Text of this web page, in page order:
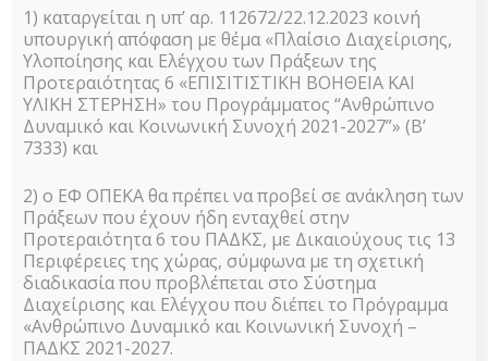
ΤΕΒΑ ΠΔΜ
12 Σεπτεμβρίου 2023
Αρχική»Νέα – Ανακοινώσεις»ΕΝΗΜΕΡΩΣΗ ΓΙΑ
ΤΗΝ ΠΟΡΕΙΑ ΔΡΑΣΕΩΝ ΤΟΥ ΕΠΙΧΕΙΡΗΣΙΑΚΟΥ
ΠΡΟΓΡΑΜΜΑΤΟΣ ΤΕΒΑ ΠΔΜ
1) καταργείται η υπ’ αρ. 112672/22.12.2023 κοινή
υπουργική απόφαση με θέμα «Πλαίσιο Διαχείρισης,
Υλοποίησης και Ελέγχου των Πράξεων της
Προτεραιότητας 6 «ΕΠΙΣΙΤΙΣΤΙΚΗ ΒΟΗΘΕΙΑ ΚΑΙ
ΥΛΙΚΗ ΣΤΕΡΗΣΗ» του Προγράμματος “Ανθρώπινο
Δυναμικό και Κοινωνική Συνοχή 2021-2027”» (Β’
7333) και
2) ο ΕΦ ΟΠΕΚΑ θα πρέπει να προβεί σε ανάκληση των
Πράξεων που έχουν ήδη ενταχθεί στην
Προτεραιότητα 6 του ΠΑΔΚΣ, με Δικαιούχους τις 13
Περιφέρειες της χώρας, σύμφωνα με τη σχετική
διαδικασία που προβλέπεται στο Σύστημα
Διαχείρισης και Ελέγχου που διέπει το Πρόγραμμα
«Ανθρώπινο Δυναμικό και Κοινωνική Συνοχή –
ΠΑΔΚΣ 2021-2027.